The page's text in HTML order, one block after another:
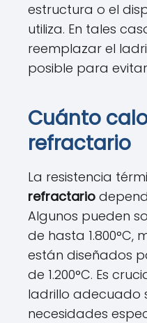
estructura o el
utiliza. En tales
reemplazar el
posible para
Cuánto
refractario
La resistencia
refractario
Algunos pueden
de hasta 1.800°C,
están diseñados
de 1.200°C. Es
ladrillo adecuado
necesidades